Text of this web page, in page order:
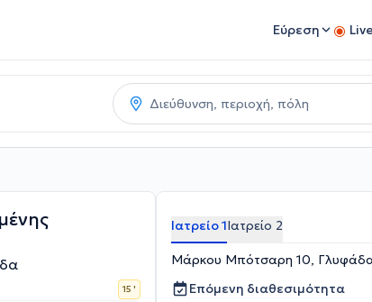
Εύρεση
15 '
Ιατρείο 1Ιατρείο 2
Μάρκου Μπότσαρη 10,
Επόμενη διαθεσιμότητα